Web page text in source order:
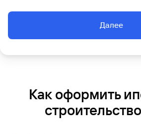
Далее
Как оформить